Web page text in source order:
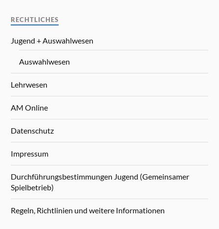
RECHTLICHES
Jugend + Auswahlwesen
Auswahlwesen
Lehrwesen
AM Online
Datenschutz
Impressum
Durchführungsbestimmungen Jugend (Gemeinsamer
Spielbetrieb)
Regeln, Richtlinien und weitere Informationen